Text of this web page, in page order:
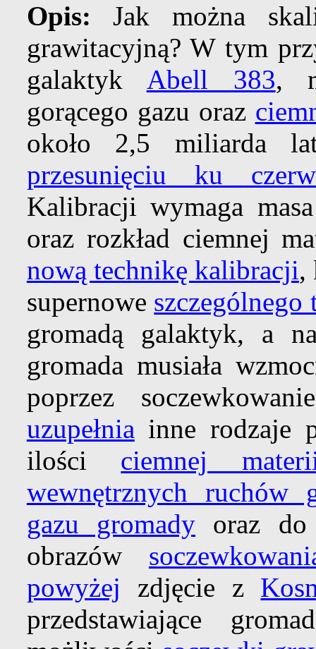
Opis:Jak można
grawitacyjną? W tym
galaktyk Abell 383,
gorącego gazu oraz
około 2,5 miliarda
przesunięciu ku
Kalibracji wymaga
oraz rozkład ciemnej
nową technikę kalibracji,
supernowe szczególnego
gromadą galaktyk, a
gromada musiała
poprzez
uzupełnia inne rodzaje
ilości ciemnej
wewnętrznych ruchów
gazu gromady oraz do
obrazów
powyżej zdjęcie z
przedstawiające